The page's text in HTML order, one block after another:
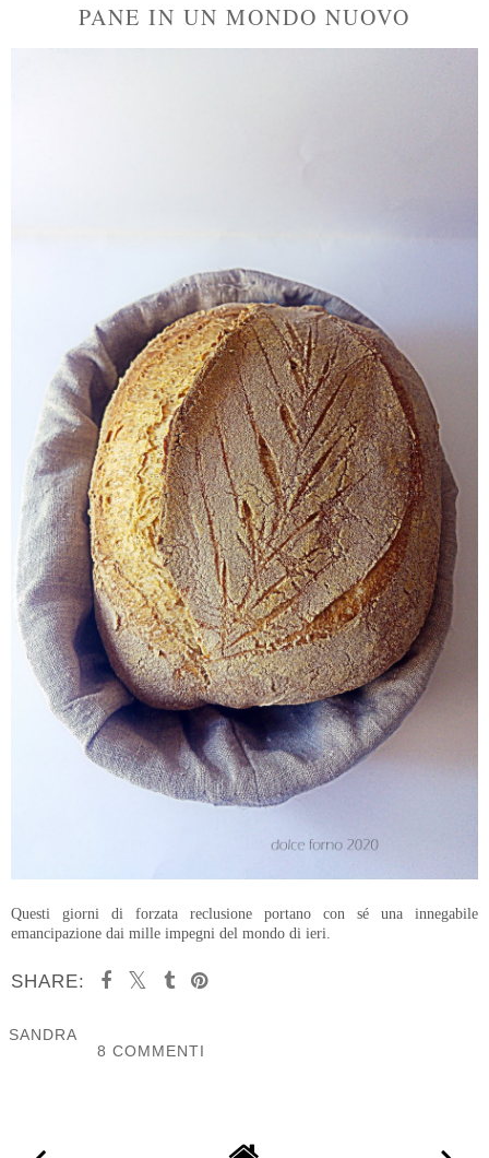
PANE IN UN MONDO NUOVO
Questi giorni di forzata reclusione portano con sé una innegabile
emancipazione dai mille impegni del mondo di ieri.
SHARE:
SANDRA
8 COMMENTI